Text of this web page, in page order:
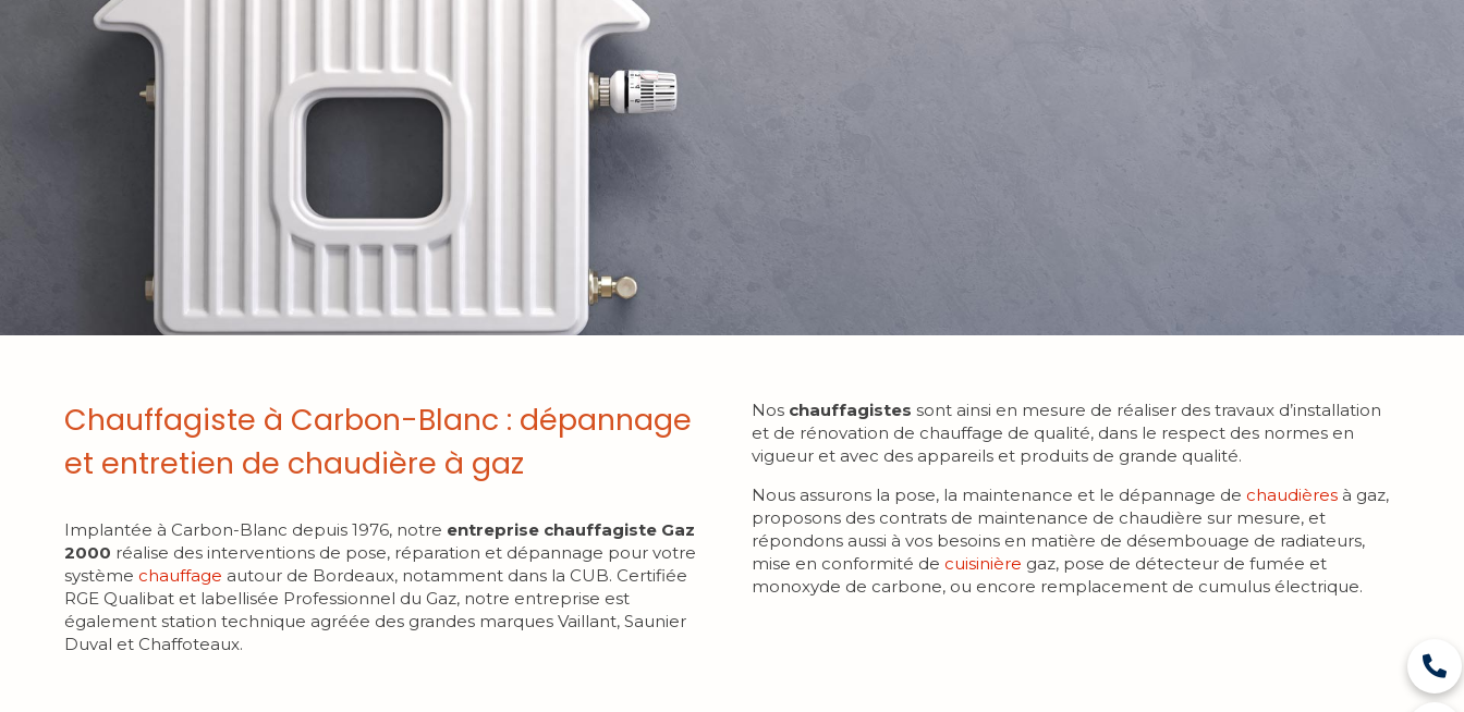
Chauffagiste à Carbon-Blanc : dépannage
et entretien de chaudière à gaz
Implantée à Carbon-Blanc depuis 1976, notre entreprise chauffagiste Gaz
2000 réalise des interventions de pose, réparation et dépannage pour votre
système chauffage autour de Bordeaux, notamment dans la CUB. Certifiée
RGE Qualibat et labellisée Professionnel du Gaz, notre entreprise est
également station technique agréée des grandes marques Vaillant, Saunier
Duval et Chaffoteaux.
Nos chauffagistes sont ainsi en mesure de réaliser des travaux d’installation
et de rénovation de chauffage de qualité, dans le respect des normes en
vigueur et avec des appareils et produits de grande qualité.
Nous assurons la pose, la maintenance et le dépannage de chaudièresà gaz,
proposons des contrats de maintenance de chaudière sur mesure, et
répondons aussi à vos besoins en matière de désembouage de radiateurs,
mise en conformité de cuisinière gaz, pose de détecteur de fumée et
monoxyde de carbone, ou encore remplacement de cumulus électrique.